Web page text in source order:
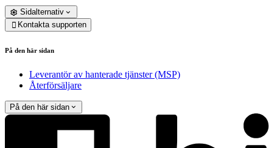
Sidalternativ
 Kontakta supporten
På den här sidan
Leverantör av hanterade tjänster (MSP)
Återförsäljare
På den här sidan